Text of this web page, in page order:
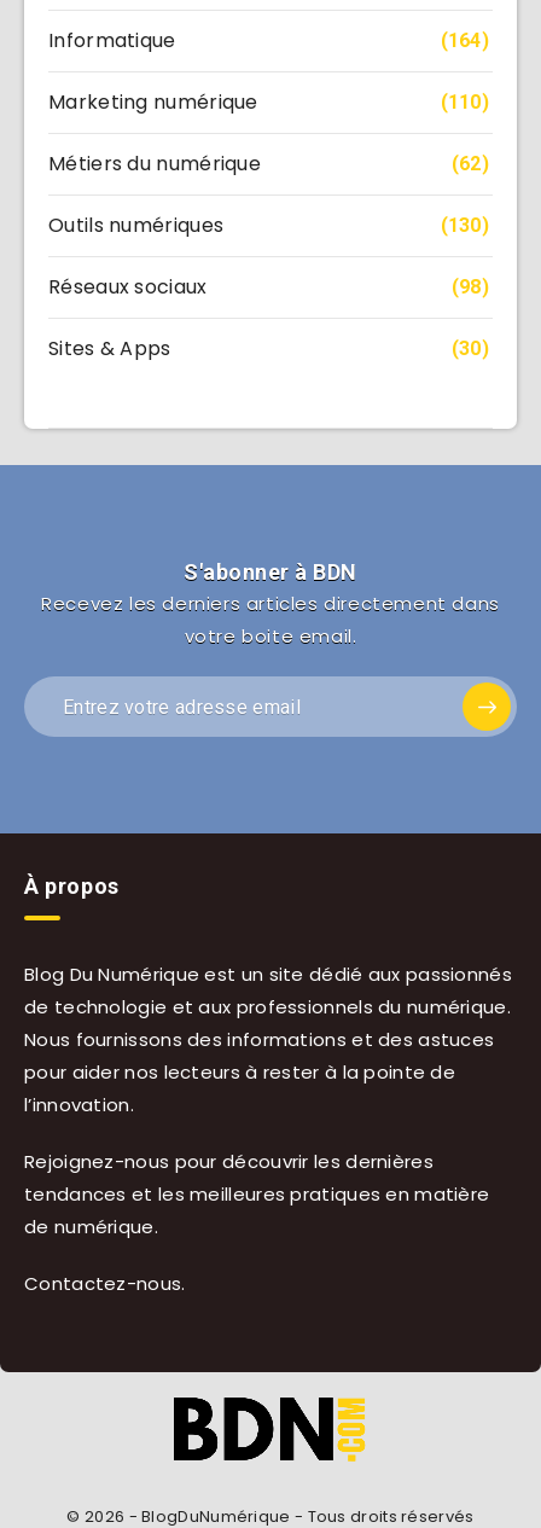
Informatique (164)
Marketing numérique (110)
Métiers du numérique (62)
Outils numériques (130)
Réseaux sociaux (98)
Sites & Apps (30)
S'abonner à BDN
Recevez les derniers articles directement dans
votre boite email.
À propos
Blog Du Numérique est un site dédié aux passionnés
de technologie et aux professionnels du numérique.
Nous fournissons des informations et des astuces
pour aider nos lecteurs à rester à la pointe de
l’innovation.
Rejoignez-nous pour découvrir les dernières
tendances et les meilleures pratiques en matière
de numérique.
Contactez-nous.
© 2026 - BlogDuNumérique - Tous droits réservés